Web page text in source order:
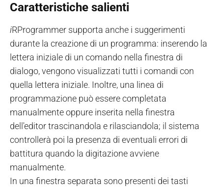
Caratteristiche salienti
iRProgrammer supporta anche i suggerimenti
durante la creazione di un programma: inserendo la
lettera iniziale di un comando nella finestra di
dialogo, vengono visualizzati tutti i comandi con
quella lettera iniziale. Inoltre, una linea di
programmazione può essere completata
manualmente oppure inserita nella finestra
dell'editor trascinandola e rilasciandola; il sistema
controllerà poi la presenza di eventuali errori di
battitura quando la digitazione avviene
manualmente.
In una finestra separata sono presenti dei tasti